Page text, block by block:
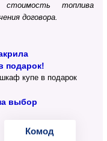
топлива
договора.
подарок!
выбор
Комод